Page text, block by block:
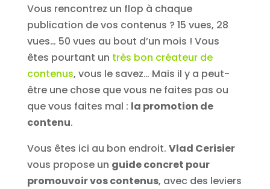
Vous rencontrez un flop à chaque
publication de vos contenus ? 15 vues, 28
vues… 50 vues au bout d’un mois ! Vous
êtes pourtant un très bon créateur de
contenus, vous le savez… Mais il y a peut-
être une chose que vous ne faites pas ou
que vous faites mal : la promotion de
contenu.
Vous êtes ici au bon endroit. Vlad Cerisier
vous propose un guide concret pour
promouvoir vos contenus, avec des leviers